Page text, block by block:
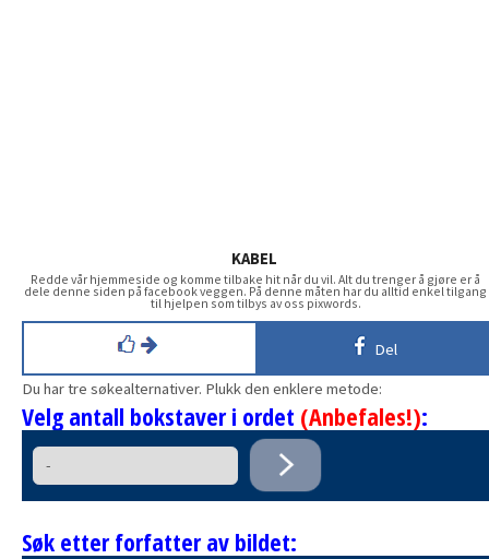
KABEL
Redde vår hjemmeside og komme tilbake hit når du vil. Alt du trenger å gjøre er å
dele denne siden på facebook veggen. På denne måten har du alltid enkel tilgang
til hjelpen som tilbys av oss pixwords.
Del
Du har tre søkealternativer. Plukk den enklere metode:
Velg antall bokstaver i ordet (Anbefales!):
Søk etter forfatter av bildet: